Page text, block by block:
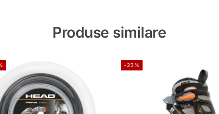
Produse similare
-23%